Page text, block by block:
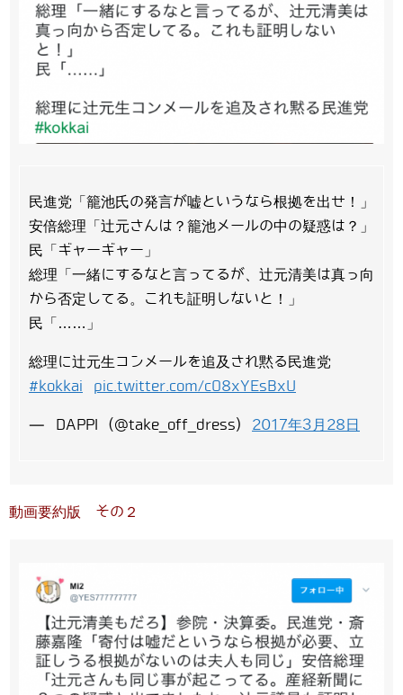
民進党「籠池氏の発言が嘘というなら根拠を出せ！」
安倍総理「辻元さんは？籠池メールの中の疑惑は？」
民「ギャーギャー」
総理「一緒にするなと言ってるが、辻元清美は真っ向
から否定してる。これも証明しないと！」
民「……」
総理に辻元生コンメールを追及され黙る民進党
#kokkai
pic.twitter.com/cO8xYEsBxU
— DAPPI (@take_off_dress) 2017年3月28日
動画要約版 その２